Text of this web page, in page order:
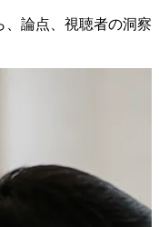
論点、視聴者の洞